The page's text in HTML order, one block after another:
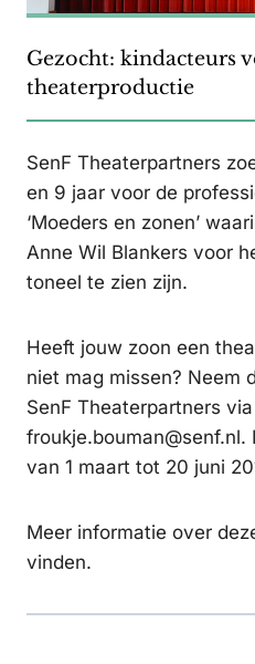
Gezocht: kindacteurs
theaterproductie
SenF Theaterpartners
en 9 jaar voor de
‘Moeders en zonen’
Anne Wil Blankers voor
toneel te zien zijn.
Heeft jouw zoon een
niet mag missen? Neem
SenF Theaterpartners via
van 1 maart tot 20 juni
Meer informatie over
vinden.